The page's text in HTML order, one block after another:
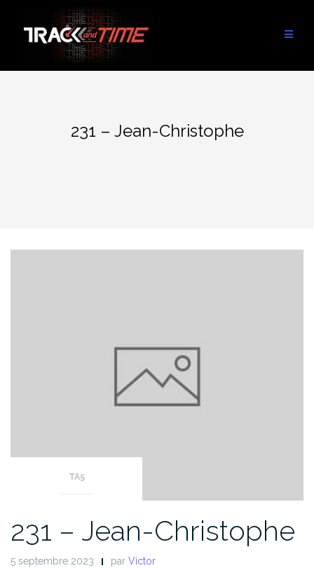
contenu
231 – Jean-Christophe
TA5
231 – Jean-Christophe
5 septembre 2023 par Victor